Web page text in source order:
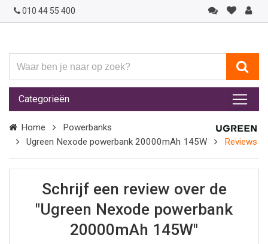
010 44 55 400
ben
je
naar
op
zoek?
Categorieën
Home
Powerbanks
Ugreen Nexode powerbank 20000mAh 145W
Reviews
Schrijf een review over de
"Ugreen Nexode powerbank
20000mAh 145W"